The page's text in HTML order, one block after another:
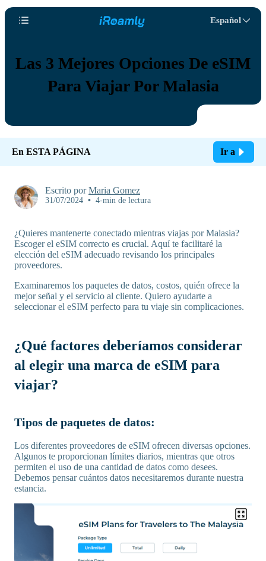
Español
Las 3 Mejores Opciones De eSIM
Para Viajar Por Malasia
En ESTA PÁGINA Ir a
Escrito porMaria Gomez
31/07/2024 • 4-min de lectura
¿Quieres mantenerte conectado mientras viajas por Malasia?
Escoger el eSIM correcto es crucial. Aquí te facilitaré la
elección del eSIM adecuado revisando los principales
proveedores.
Examinaremos los paquetes de datos, costos, quién ofrece la
mejor señal y el servicio al cliente. Quiero ayudarte a
seleccionar el eSIM perfecto para tu viaje sin complicaciones.
¿Qué factores deberíamos considerar
al elegir una marca de eSIM para
viajar?
Tipos de paquetes de datos:
Los diferentes proveedores de eSIM ofrecen diversas opciones.
Algunos te proporcionan límites diarios, mientras que otros
permiten el uso de una cantidad de datos como desees.
Debemos pensar cuántos datos necesitaremos durante nuestra
estancia.